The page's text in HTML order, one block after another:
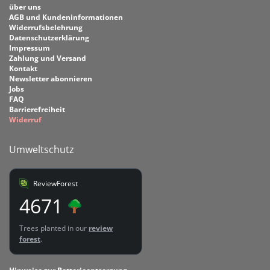
über uns
AGB und Kundeninformationen
Widerrufsbelehrung
Datenschutzerklärung
Impressum
Zahlung und Versand
Kontakt
Newsletter abonnieren
Jobs
FAQ
Barrierefreiheit
Widerruf
Umweltschutz
ReviewForest
4671
Trees planted in our review
forest.